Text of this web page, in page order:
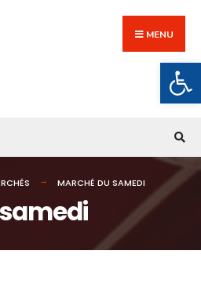
MENU
MARCHÉ DU SAMEDI